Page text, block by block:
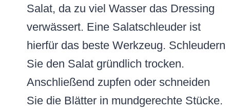
Salat, da zu viel Wasser das Dressing
verwässert. Eine Salatschleuder ist
hierfür das beste Werkzeug. Schleudern
Sie den Salat gründlich trocken.
Anschließend zupfen oder schneiden
Sie die Blätter in mundgerechte Stücke.